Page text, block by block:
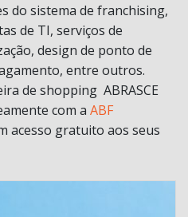
do sistema de franchising,
de TI, serviços de
design de ponto de
entre outros.
de shopping ABRASCE
com a ABF
acesso gratuito aos seus